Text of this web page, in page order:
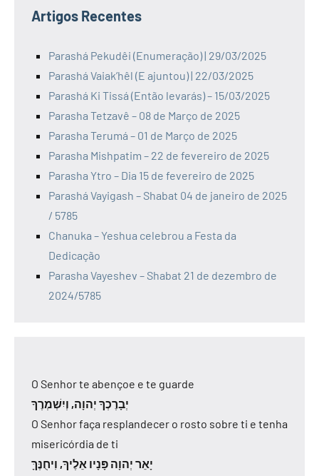
Artigos Recentes
Parashá Pekudêi (Enumeração) | 29/03/2025
Parashá Vaiak’hêl (E ajuntou) | 22/03/2025
Parashá Ki Tissá (Então levarás) – 15/03/2025
Parasha Tetzavê – 08 de Março de 2025
Parasha Terumá – 01 de Março de 2025
Parasha Mishpatim – 22 de fevereiro de 2025
Parasha Ytro – Dia 15 de fevereiro de 2025
Parashá Vayigash – Shabat 04 de janeiro de 2025
/ 5785
Chanuka – Yeshua celebrou a Festa da
Dedicação
Parasha Vayeshev – Shabat 21 de dezembro de
2024/5785
O Senhor te abençoe e te guarde
יְבָרֶכְךָ יְהוָה, וְיִשְׁמְרֶךָ
O Senhor faça resplandecer o rosto sobre ti e tenha
misericórdia de ti
יָאֵר יְהוָה פָּנָיו אֵלֶיךָ, וִיחֻנֶּךָּ